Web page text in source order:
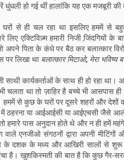
धुंधली हो गई थीं हालांकि यह एक मजबूरी की
घरों से ही चल रहा था इसलिए हममें से
एक्टिविज़्म हमारी निजी जि़ंदगियों के
अपने पिता के कंधे पर बैठ कर बलात्कार
पर लिखा था बलात्कार मिटाओ, मेरा भविष्य
कार्यकर्ताओं के साथ ही हो रहा था।
चलता था तो ज़ाहिर है बच्चे भी आसपास ही
हममें से कुछ के घरों पर दूसरे शहरों और देशों की
में ठहरना या आईआईसी या आईएचसी जैसे
हमारे पास अनुदान होते थे और न ही हमें
एनजीओ संगठनों द्वारा अपनी
के दशक के मध्य और आखिरी सालों से
है। खुशकिस्मती की बात है कि कुछ गैर-